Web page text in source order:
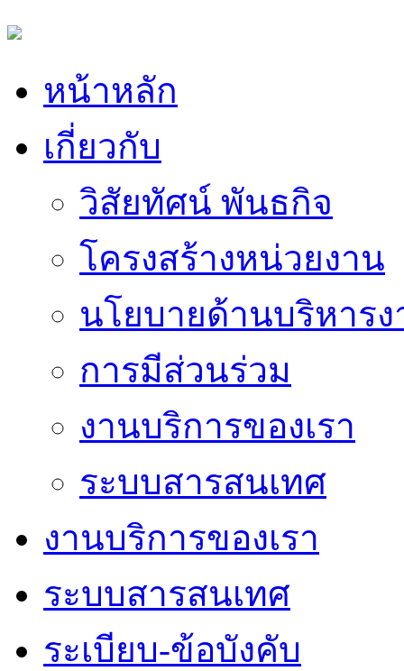
หน้าหลัก
เกี่ยวกับ
วิสัยทัศน์ พันธกิจ
โครงสร้างหน่วยงาน
นโยบายด้านบริหาร
การมีส่วนร่วม
งานบริการของเรา
ระบบสารสนเทศ
งานบริการของเรา
ระบบสารสนเทศ
ระเบียบ-ข้อบังคับ